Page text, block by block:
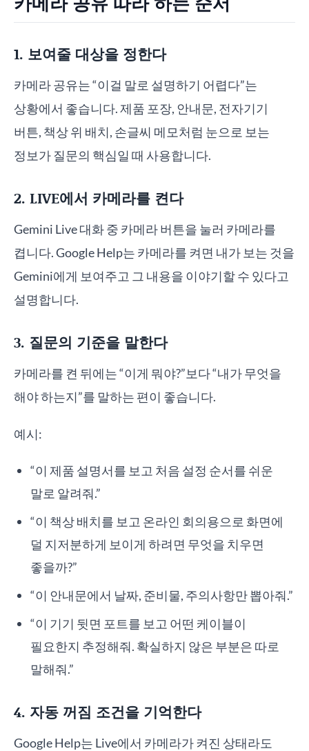
1. 보여줄 대상을 정한다
카메라 공유는 “이걸 말로 설명하기 어렵다”는
상황에서 좋습니다. 제품 포장, 안내문, 전자기기
버튼, 책상 위 배치, 손글씨 메모처럼 눈으로 보는
정보가 질문의 핵심일 때 사용합니다.
2. LIVE에서 카메라를 켠다
Gemini Live 대화 중 카메라 버튼을 눌러 카메라를
켭니다. Google Help는 카메라를 켜면 내가 보는 것을
Gemini에게 보여주고 그 내용을 이야기할 수 있다고
설명합니다.
3. 질문의 기준을 말한다
카메라를 켠 뒤에는 “이게 뭐야?”보다 “내가 무엇을
해야 하는지”를 말하는 편이 좋습니다.
예시:
“이 제품 설명서를 보고 처음 설정 순서를 쉬운
말로 알려줘.”
“이 책상 배치를 보고 온라인 회의용으로 화면에
덜 지저분하게 보이게 하려면 무엇을 치우면
좋을까?”
“이 안내문에서 날짜, 준비물, 주의사항만 뽑아줘.”
“이 기기 뒷면 포트를 보고 어떤 케이블이
필요한지 추정해줘. 확실하지 않은 부분은 따로
말해줘.”
4. 자동 꺼짐 조건을 기억한다
Google Help는 Live에서 카메라가 켜진 상태라도